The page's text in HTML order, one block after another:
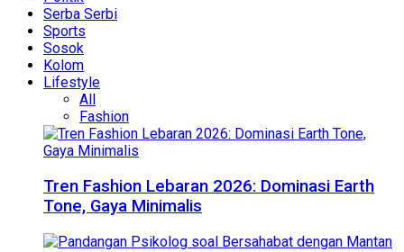
Serba Serbi
Sports
Sosok
Kolom
Lifestyle
All
Fashion
Tren Fashion Lebaran 2026: Dominasi Earth
Tone, Gaya Minimalis